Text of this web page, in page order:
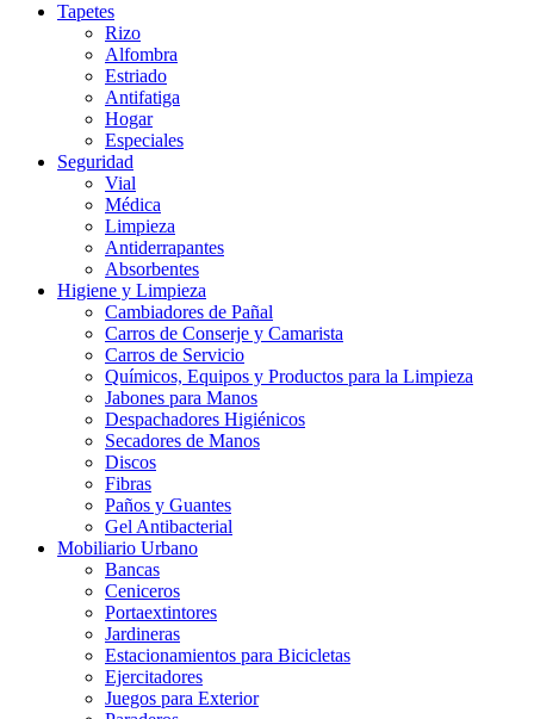
Tapetes
Rizo
Alfombra
Estriado
Antifatiga
Hogar
Especiales
Seguridad
Vial
Médica
Limpieza
Antiderrapantes
Absorbentes
Higiene y Limpieza
Cambiadores de Pañal
Carros de Conserje y Camarista
Carros de Servicio
Químicos, Equipos y Productos para la Limpieza
Jabones para Manos
Despachadores Higiénicos
Secadores de Manos
Discos
Fibras
Paños y Guantes
Gel Antibacterial
Mobiliario Urbano
Bancas
Ceniceros
Portaextintores
Jardineras
Estacionamientos para Bicicletas
Ejercitadores
Juegos para Exterior